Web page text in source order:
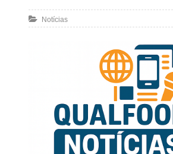
Notícias